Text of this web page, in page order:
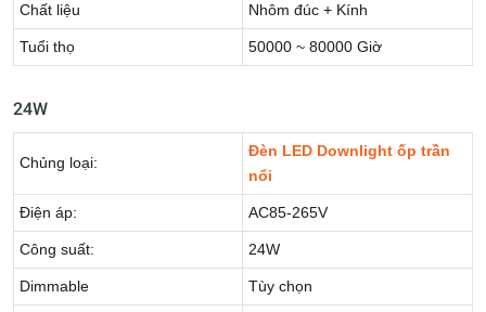
Chất liệu Nhôm đúc + Kính
Tuổi thọ 50000 ~ 80000 Giờ
24W
Chủng loại:
Đèn LED Downlight ốp trần
nổi
Điện áp: AC85-265V
Công suất: 24W
Dimmable Tùy chọn